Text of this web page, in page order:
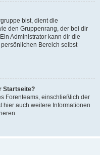
bist, dient die
den Gruppenrang, der bei dir
Administrator kann dir die
Bereich selbst
Startseite?
Forenteams, einschließlich der
hier auch weitere Informationen